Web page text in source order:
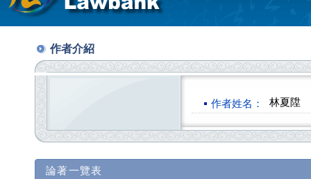
作者介紹
作者姓名： 林夏陞
論著一覽表